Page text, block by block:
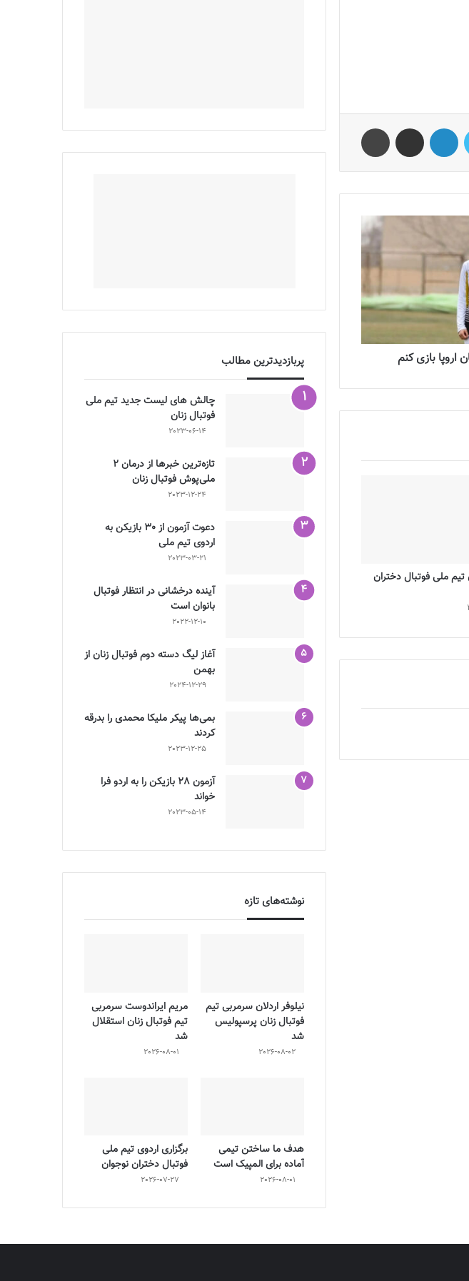
اروپا بازی کنم
تیم ملی فوتبال دختران
پربازدیدترین مطالب
چالش هاى ليست جدید تيم ملى
فوتبال زنان
2023-06-14
تازه‌ترین خبرها از درمان ۲
ملی‌پوش فوتبال زنان
2023-12-24
دعوت آزمون از 30 بازیکن به
اردوی تیم ملی
2023-03-21
آینده درخشانی در انتظار فوتبال
بانوان است
2022-12-10
آغاز لیگ دسته دوم فوتبال زنان از
بهمن
2024-12-29
بمی‌ها پیکر ملیکا محمدی را بدرقه
کردند
2023-12-25
آزمون 28 بازیکن را به اردو فرا
خواند
2023-05-14
نوشته‌های تازه
نیلوفر اردلان سرمربی تیم
فوتبال زنان پرسپولیس
شد
2026-08-02
مریم ایراندوست سرمربی
تیم فوتبال زنان استقلال
شد
2026-08-01
هدف ما ساختن تیمی
آماده برای المپیک است
2026-08-01
برگزاری اردوی تیم ملی
فوتبال دختران نوجوان
2026-07-27